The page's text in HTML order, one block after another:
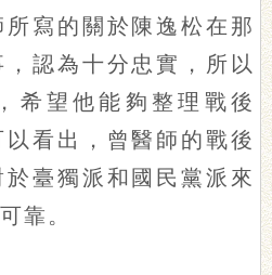
寫的關於陳逸松在那
認為十分忠實，所以
希望他能夠整理戰後
看出，曾醫師的戰後
臺獨派和國民黨派來
靠。